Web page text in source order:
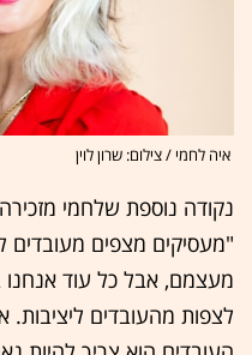
איה לחמי / צילום: שרון לוין
נקודה נוספת שלחמי
"מעסיקים מצפים
מעצמם, אבל כל עוד אנחנו
לצפות מהעובדים